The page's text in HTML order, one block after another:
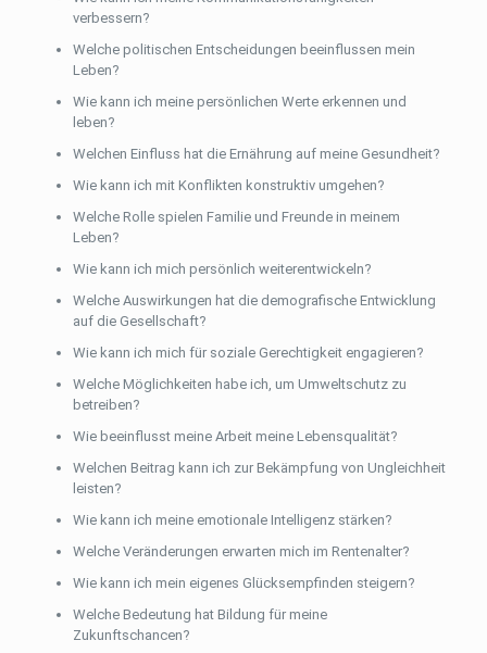
verbessern?
Welche politischen Entscheidungen beeinflussen mein
Leben?
Wie kann ich meine persönlichen Werte erkennen und
leben?
Welchen Einfluss hat die Ernährung auf meine Gesundheit?
Wie kann ich mit Konflikten konstruktiv umgehen?
Welche Rolle spielen Familie und Freunde in meinem
Leben?
Wie kann ich mich persönlich weiterentwickeln?
Welche Auswirkungen hat die demografische Entwicklung
auf die Gesellschaft?
Wie kann ich mich für soziale Gerechtigkeit engagieren?
Welche Möglichkeiten habe ich, um Umweltschutz zu
betreiben?
Wie beeinflusst meine Arbeit meine Lebensqualität?
Welchen Beitrag kann ich zur Bekämpfung von Ungleichheit
leisten?
Wie kann ich meine emotionale Intelligenz stärken?
Welche Veränderungen erwarten mich im Rentenalter?
Wie kann ich mein eigenes Glücksempfinden steigern?
Welche Bedeutung hat Bildung für meine
Zukunftschancen?